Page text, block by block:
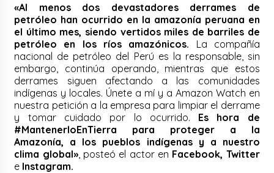
«Al menos dos devastadores derrames de
petróleo han ocurrido en la amazonía peruana en
el último mes, siendo vertidos miles de barriles de
petróleo en los ríos amazónicos. La compañía
nacional de petróleo del Perú es la responsable, sin
embargo, continúa operando, mientras que estos
derrames siguen afectando a las comunidades
indígenas y locales. Únete a mí y a Amazon Watch en
nuestra petición a la empresa para limpiar el derrame
y tomar cuidado por lo ocurrido. Es hora de
#MantenerloEnTierra para proteger a la
Amazonía, a los pueblos indígenas y a nuestro
clima global», posteó el actor en Facebook, Twitter
e Instagram.